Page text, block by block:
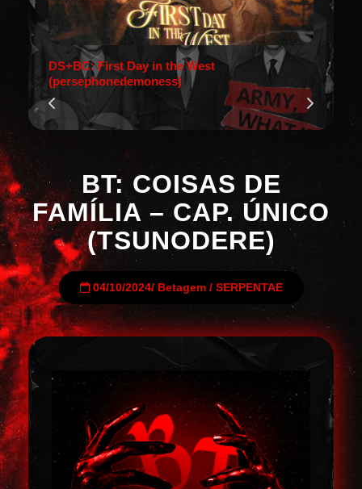
DS+BC: First Day in the West
(persephonedemoness)
BT: COISAS DE
FAMÍLIA – CAP. ÚNICO
(TSUNODERE)
04/10/2024/ Betagem/ SERPENTAE